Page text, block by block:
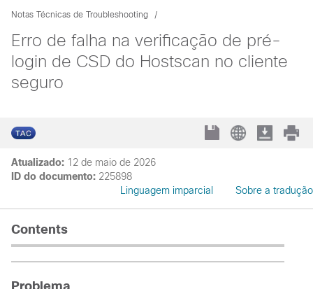
Notas Técnicas de Troubleshooting
Erro de falha na verificação de pré-
login de CSD do Hostscan no cliente
seguro
Atualizado: 12 de maio de 2026
ID do documento: 225898
Linguagem imparcial
Sobre a tradução
Contents
Problema